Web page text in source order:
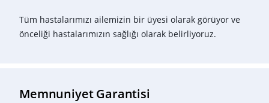
Tüm hastalarımızı ailemizin bir üyesi olarak görüyor ve
önceliği hastalarımızın sağlığı olarak belirliyoruz.
Memnuniyet Garantisi